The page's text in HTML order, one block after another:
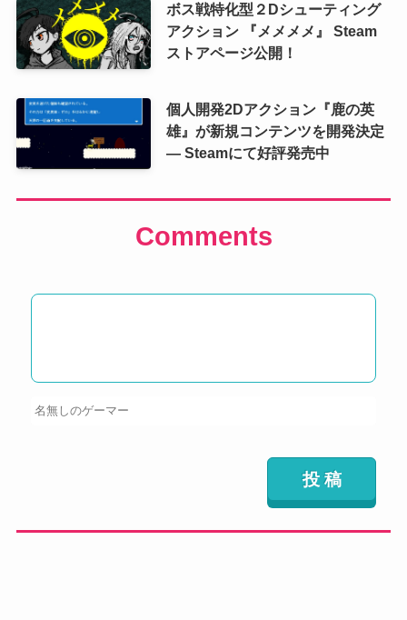
ボス戦特化型２Dシューティング
アクション 『メメメメ』 Steam
ストアページ公開！
個人開発2Dアクション『鹿の英
雄』が新規コンテンツを開発決定
― Steamにて好評発売中
Comments